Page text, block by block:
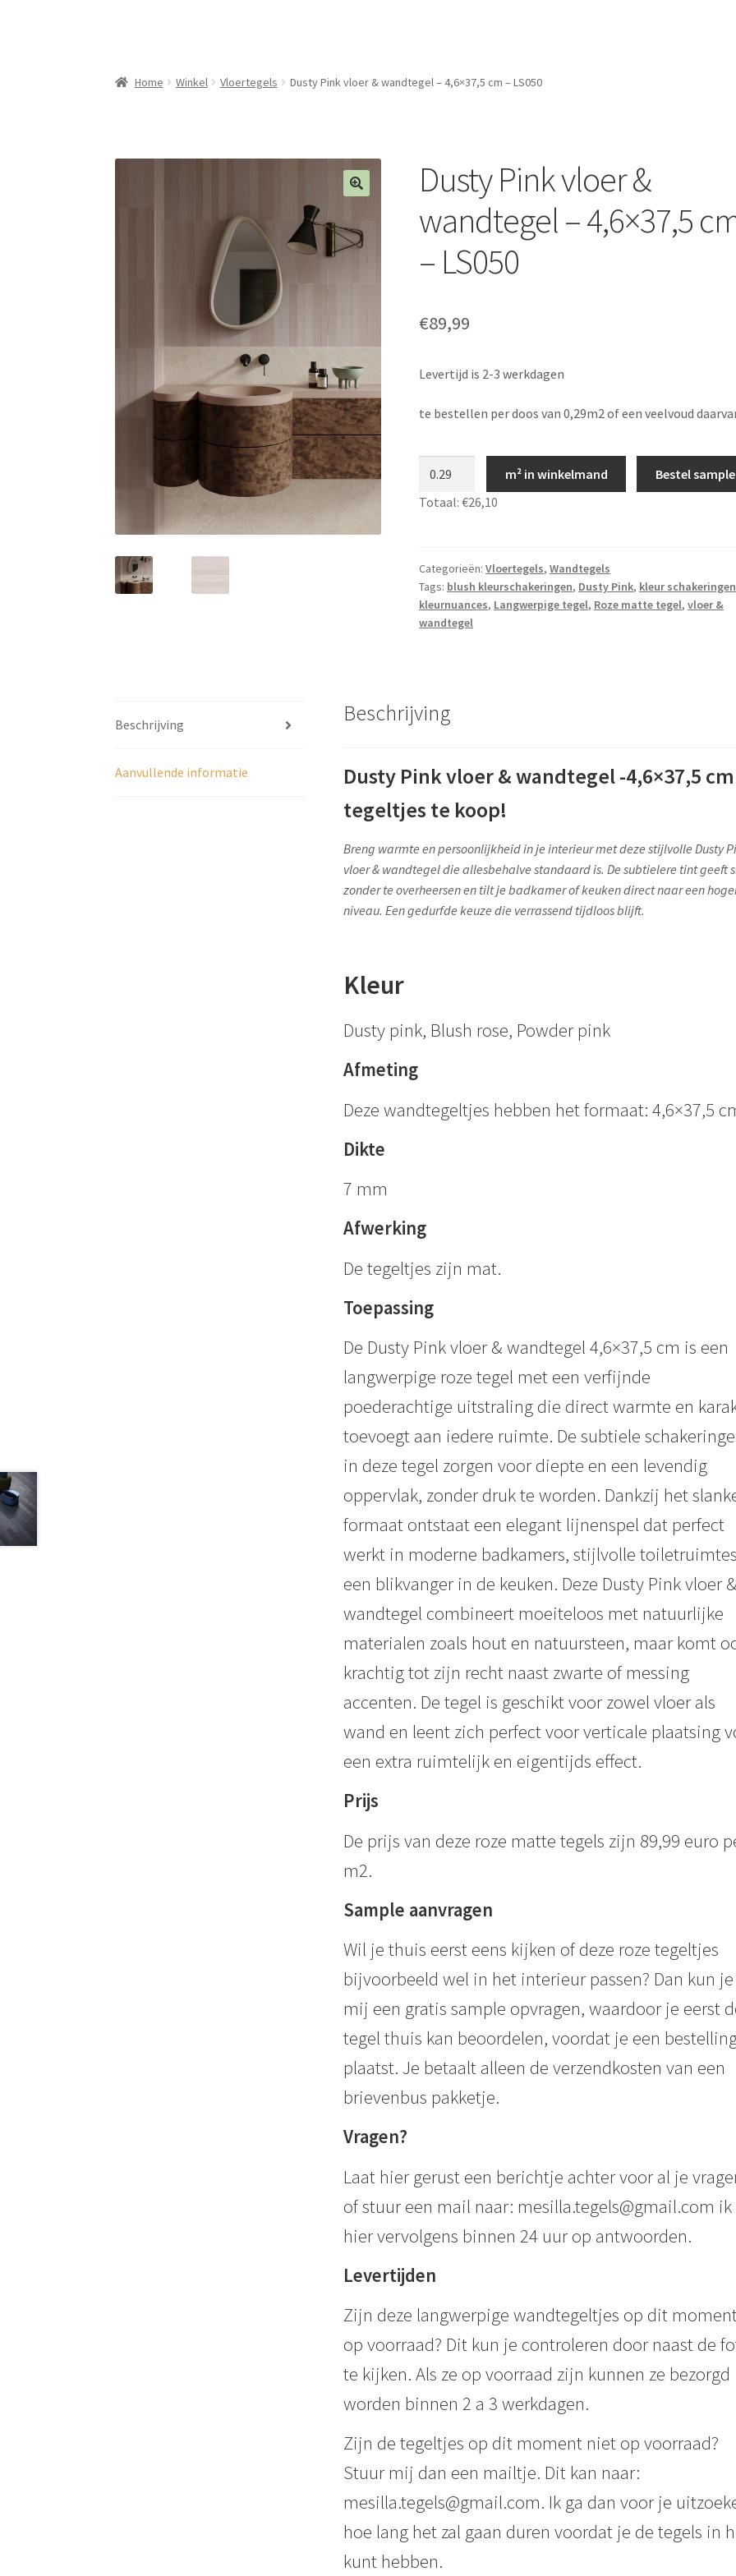
Home Winkel Vloertegels Dusty Pink vloer & wandtegel – 4,6×37,5 cm – LS050
Dusty Pink vloer &
wandtegel – 4,6×37,5
– LS050
€89,99
Levertijd is 2-3 werkdagen
te bestellen per doos van 0,29m2 of een veelvoud
vloer
-
4,6x37,5
cm
-
m² in winkelmand
Bestel sample
Totaal:€26,10
Categorieën:Vloertegels,Wandtegels
Tags: blush kleurschakeringen, Dusty Pink, kleur schakeringen
kleurnuances, Langwerpige tegel, Roze matte tegel,vloer &
wandtegel
Beschrijving
Aanvullende informatie
Beschrijving
Dusty Pink vloer & wandtegel -4,6×37,5 cm
tegeltjes te koop!
Breng warmte en persoonlijkheid in je interieur met deze stijlvolle Dusty
vloer & wandtegel die allesbehalve standaard is. De subtielere tint geeft
zonder te overheersen en tilt je badkamer of keuken direct naar een
niveau. Een gedurfde keuze die verrassend tijdloos blijft.
Kleur
Dusty pink, Blush rose, Powder pink
Afmeting
Deze wandtegeltjes hebben het formaat: 4,6×37,5
Dikte
7 mm
Afwerking
De tegeltjes zijn mat.
Toepassing
De Dusty Pink vloer & wandtegel 4,6×37,5 cm is een
langwerpige roze tegel met een verfijnde
poederachtige uitstraling die direct warmte en
toevoegt aan iedere ruimte. De subtiele
in deze tegel zorgen voor diepte en een levendig
oppervlak, zonder druk te worden. Dankzij het
formaat ontstaat een elegant lijnenspel dat perfect
werkt in moderne badkamers, stijlvolle
een blikvanger in de keuken. Deze Dusty Pink vloer &
wandtegel combineert moeiteloos met natuurlijke
materialen zoals hout en natuursteen, maar komt
krachtig tot zijn recht naast zwarte of messing
accenten. De tegel is geschikt voor zowel vloer als
wand en leent zich perfect voor verticale plaatsing
een extra ruimtelijk en eigentijds effect.
Prijs
De prijs van deze roze matte tegels zijn 89,99 euro
m2.
Sample aanvragen
Wil je thuis eerst eens kijken of deze roze tegeltjes
bijvoorbeeld wel in het interieur passen? Dan kun
mij een gratis sample opvragen, waardoor je eerst
tegel thuis kan beoordelen, voordat je een
plaatst. Je betaalt alleen de verzendkosten van een
brievenbus pakketje.
Vragen?
Laat hier gerust een berichtje achter voor al je
of stuur een mail naar: mesilla.tegels@gmail.com ik
hier vervolgens binnen 24 uur op antwoorden.
Levertijden
Zijn deze langwerpige wandtegeltjes op dit
op voorraad? Dit kun je controleren door naast de
te kijken. Als ze op voorraad zijn kunnen ze bezorgd
worden binnen 2 a 3 werkdagen.
Zijn de tegeltjes op dit moment niet op voorraad?
Stuur mij dan een mailtje. Dit kan naar:
mesilla.tegels@gmail.com. Ik ga dan voor je
hoe lang het zal gaan duren voordat je de tegels in
kunt hebben.